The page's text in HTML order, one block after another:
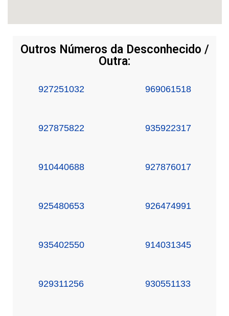
Outros Números da Desconhecido /
Outra:
927251032 969061518
927875822 935922317
910440688 927876017
925480653 926474991
935402550 914031345
929311256 930551133